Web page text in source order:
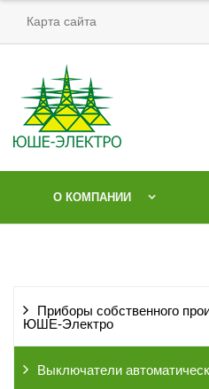
Карта сайта
О КОМПАНИИ
Приборы собственного
ЮШЕ-Электро
Выключатели